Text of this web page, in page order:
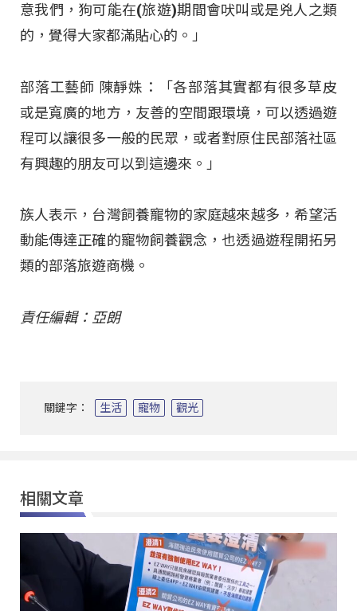
意我們，狗可能在(旅遊)期間會吠叫或是兇人之類
的，覺得大家都滿貼心的。」
部落工藝師 陳靜姝：「各部落其實都有很多草皮
或是寬廣的地方，友善的空間跟環境，可以透過遊
程可以讓很多一般的民眾，或者對原住民部落社區
有興趣的朋友可以到這邊來。」
族人表示，台灣飼養寵物的家庭越來越多，希望活
動能傳達正確的寵物飼養觀念，也透過遊程開拓另
類的部落旅遊商機。
責任編輯：亞朗
關鍵字： 生活 寵物 觀光
相關文章